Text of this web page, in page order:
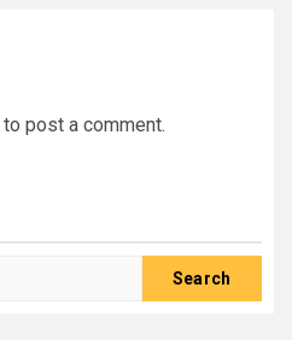
to post a comment.